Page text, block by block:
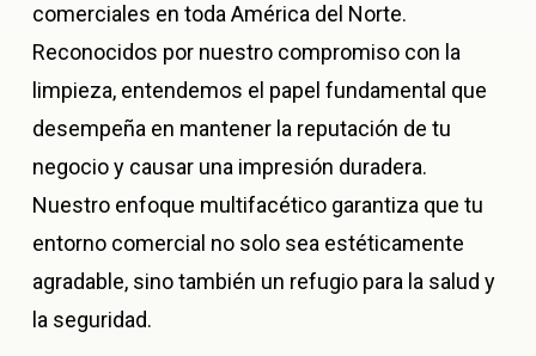
comerciales en toda América del Norte.
Reconocidos por nuestro compromiso con la
limpieza, entendemos el papel fundamental que
desempeña en mantener la reputación de tu
negocio y causar una impresión duradera.
Nuestro enfoque multifacético garantiza que tu
entorno comercial no solo sea estéticamente
agradable, sino también un refugio para la salud y
la seguridad.